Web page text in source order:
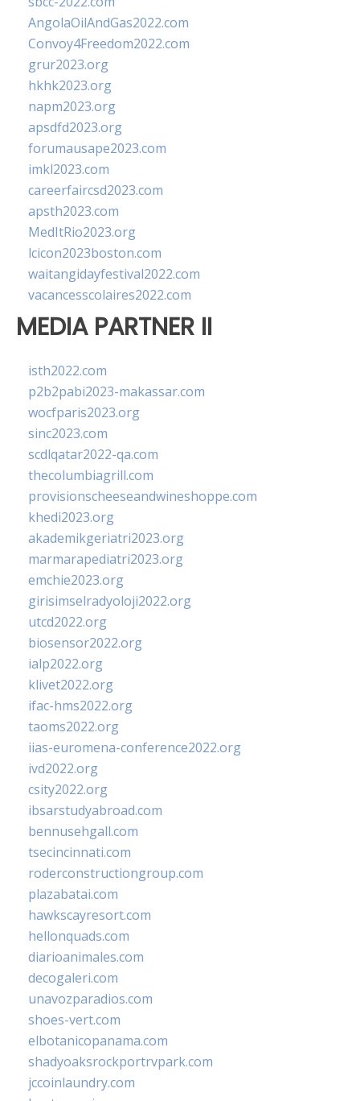
AngolaOilAndGas2022.com
Convoy4Freedom2022.com
grur2023.org
hkhk2023.org
napm2023.org
apsdfd2023.org
forumausape2023.com
imkl2023.com
careerfaircsd2023.com
apsth2023.com
MedItRio2023.org
lcicon2023boston.com
waitangidayfestival2022.com
vacancesscolaires2022.com
MEDIA PARTNER II
isth2022.com
p2b2pabi2023-makassar.com
wocfparis2023.org
sinc2023.com
scdlqatar2022-qa.com
thecolumbiagrill.com
provisionscheeseandwineshoppe.com
khedi2023.org
akademikgeriatri2023.org
marmarapediatri2023.org
emchie2023.org
girisimselradyoloji2022.org
utcd2022.org
biosensor2022.org
ialp2022.org
klivet2022.org
ifac-hms2022.org
taoms2022.org
iias-euromena-conference2022.org
ivd2022.org
csity2022.org
ibsarstudyabroad.com
bennusehgall.com
tsecincinnati.com
roderconstructiongroup.com
plazabatai.com
hawkscayresort.com
hellonquads.com
diarioanimales.com
decogaleri.com
unavozparadios.com
shoes-vert.com
elbotanicopanama.com
shadyoaksrockportrvpark.com
jccoinlaundry.com